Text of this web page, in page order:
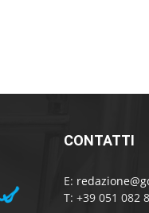
CONTATTI
E:
T: +39 051 082